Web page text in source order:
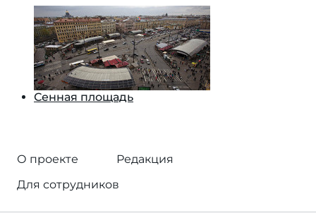
Сенная площадь
О проекте
Редакция
Для сотрудников